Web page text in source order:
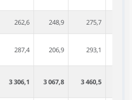
262,6 248,9 275,7
287,4 206,9 293,1
3 306,1 3 067,8 3 460,5